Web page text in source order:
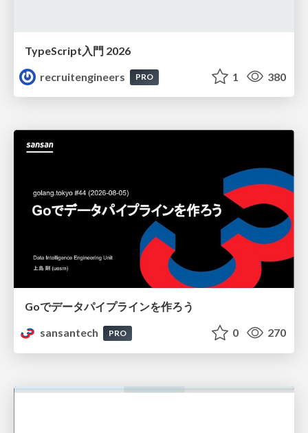
TypeScript入門 2026
recruitengineers
PRO 1 380
Goでデータパイプラインを作ろう
sansantech
PRO 0 270